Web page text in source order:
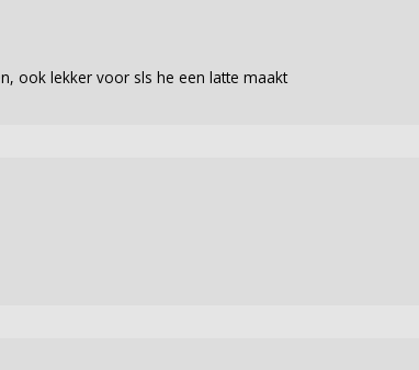
ook lekker voor sls he een latte maakt